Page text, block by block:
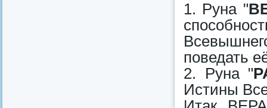
1. Руна "
поведать
2. Руна "
Истины